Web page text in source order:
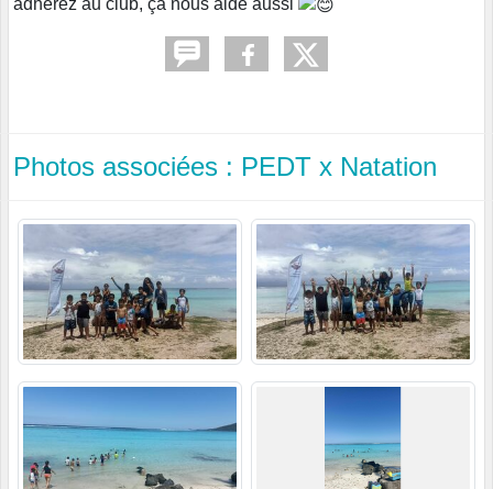
Photos associées : PEDT x Natation